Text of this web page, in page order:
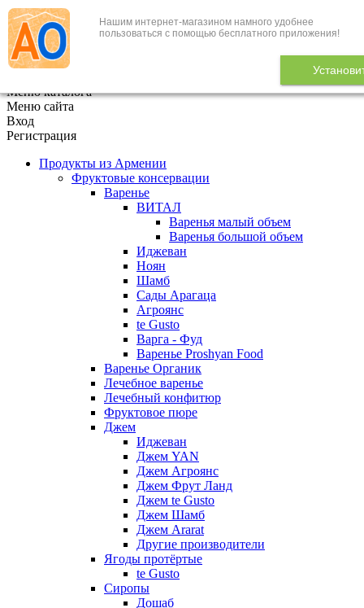
Нашим интернет-магазином намного удобнее
пользоваться с помощью бесплатного приложения!
+7 (495) 646-888-1
В корзине 0
Меню каталога
Меню сайта
Вход
Регистрация
Продукты из Армении
Фруктовые консервации
Варенье
ВИТАЛ
Варенья малый объем
Варенья большой объем
Иджеван
Ноян
Шамб
Сады Арагаца
Агроянс
te Gusto
Варга - Фуд
Варенье Proshyan Food
Варенье Органик
Лечебное варенье
Лечебный конфитюр
Фруктовое пюре
Джем
Иджеван
Джем YAN
Джем Агроянс
Джем Фрут Ланд
Джем te Gusto
Джем Шамб
Джем Ararat
Другие производители
Ягоды протёртые
te Gusto
Сиропы
Дошаб